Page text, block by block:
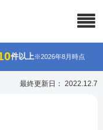
件以上※2026年8月時点
最終更新日： 2022.12.7